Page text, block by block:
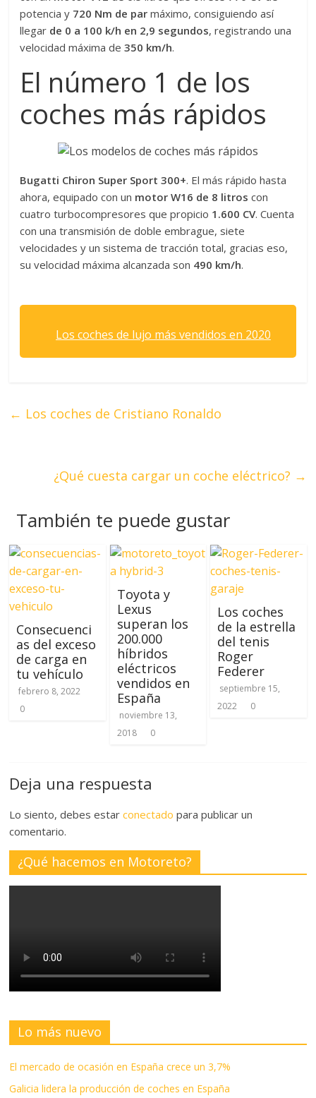
potencia y 720 Nm de par máximo, consiguiendo así
llegar de 0 a 100 k/h en 2,9 segundos, registrando una
velocidad máxima de350 km/h.
El número 1 de los
coches más rápidos
Bugatti Chiron Super Sport 300+. El más rápido hasta
ahora, equipado con un motor W16 de 8 litros con
cuatro turbocompresores que propicio 1.600 CV. Cuenta
con una transmisión de doble embrague, siete
velocidades y un sistema de tracción total, gracias eso,
su velocidad máxima alcanzada son 490 km/h.
Los coches de lujo más vendidos en 2020
← Los coches de Cristiano Ronaldo
¿Qué cuesta cargar un coche eléctrico? →
También te puede gustar
Consecuenci
as del exceso
de carga en
tu vehículo
febrero 8, 2022
0
Toyota y
Lexus
superan los
200.000
híbridos
eléctricos
vendidos en
España
noviembre 13,
2018
0
Los coches
de la estrella
del tenis
Roger
Federer
septiembre 15,
2022
0
Deja una respuesta
Lo siento, debes estarconectado para publicar un
comentario.
¿Qué hacemos en Motoreto?
Lo más nuevo
El mercado de ocasión en España crece un 3,7%
Galicia lidera la producción de coches en España